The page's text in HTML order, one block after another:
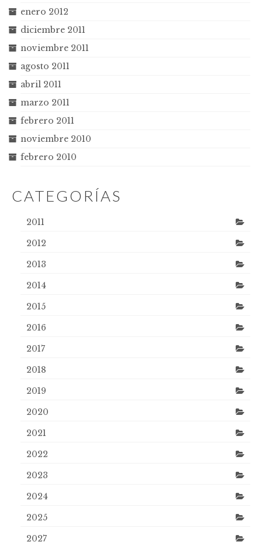
enero 2012
diciembre 2011
noviembre 2011
agosto 2011
abril 2011
marzo 2011
febrero 2011
noviembre 2010
febrero 2010
CATEGORÍAS
2011
2012
2013
2014
2015
2016
2017
2018
2019
2020
2021
2022
2023
2024
2025
2027